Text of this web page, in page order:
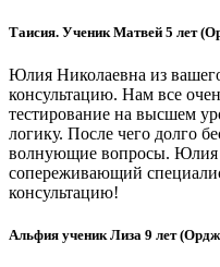
Таисия. Ученик Матвей 5 лет
Юлия Николаевна из
консультацию. Нам все
тестирование на высшем
логику. После чего долго
волнующие вопросы. Юлия
сопереживающий
консультацию!
Альфия ученик Лиза 9 лет